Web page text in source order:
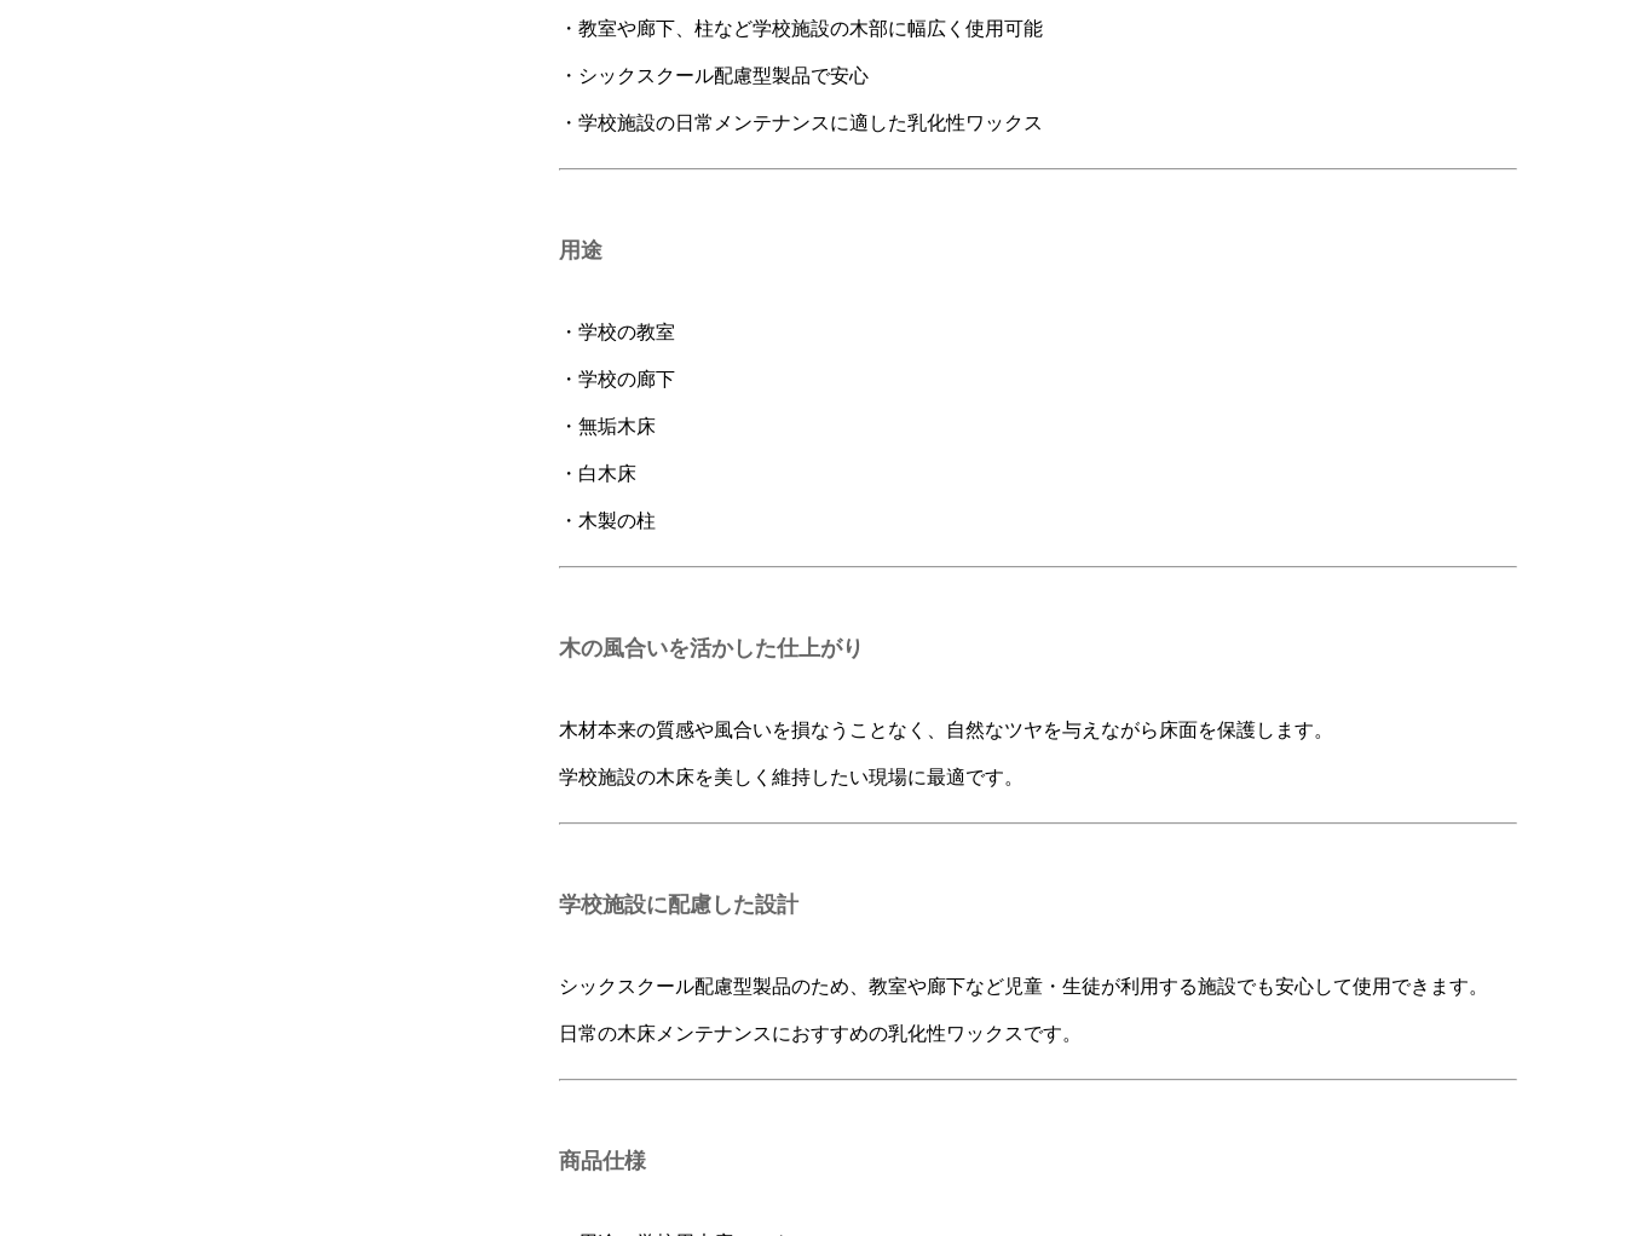
・教室や廊下、柱など学校施設の木部に幅広く使用可能
・シックスクール配慮型製品で安心
・学校施設の日常メンテナンスに適した乳化性ワックス
用途
・学校の教室
・学校の廊下
・無垢木床
・白木床
・木製の柱
木の風合いを活かした仕上がり
木材本来の質感や風合いを損なうことなく、自然なツヤを与えながら床面を保護します。
学校施設の木床を美しく維持したい現場に最適です。
学校施設に配慮した設計
シックスクール配慮型製品のため、教室や廊下など児童・生徒が利用する施設でも安心して使用できます。
日常の木床メンテナンスにおすすめの乳化性ワックスです。
商品仕様